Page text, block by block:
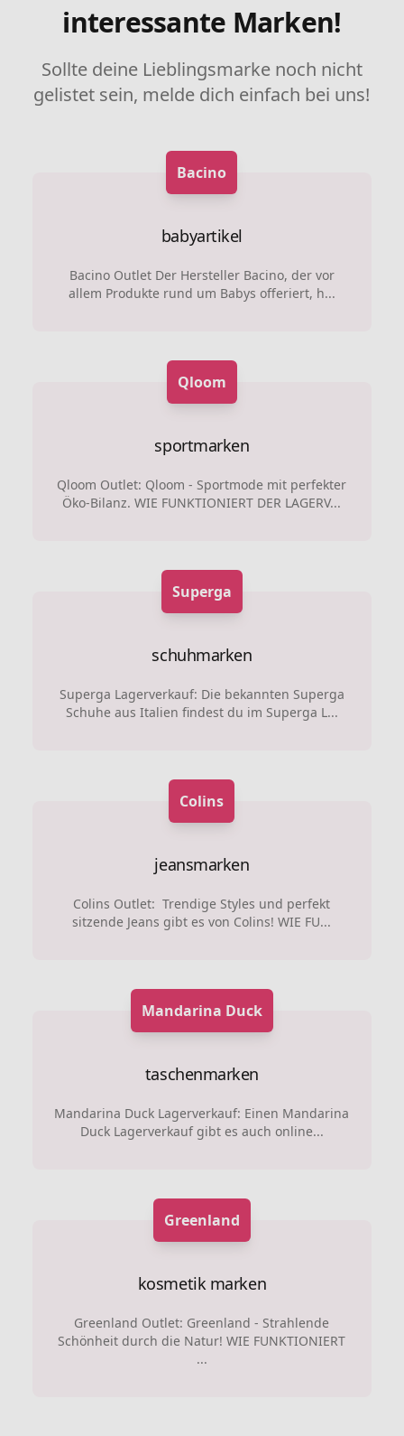
interessante Marken!
Sollte deine Lieblingsmarke noch nicht
gelistet sein, melde dich einfach bei uns!
Bacino
babyartikel
Bacino Outlet Der Hersteller Bacino, der vor
allem Produkte rund um Babys offeriert, h...
Qloom
sportmarken
Qloom Outlet: Qloom - Sportmode mit perfekter
Öko-Bilanz. WIE FUNKTIONIERT DER LAGERV...
Superga
schuhmarken
Superga Lagerverkauf: Die bekannten Superga
Schuhe aus Italien findest du im Superga L...
Colins
jeansmarken
Colins Outlet: Trendige Styles und perfekt
sitzende Jeans gibt es von Colins! WIE FU...
Mandarina Duck
taschenmarken
Mandarina Duck Lagerverkauf: Einen Mandarina
Duck Lagerverkauf gibt es auch online...
Greenland
kosmetik marken
Greenland Outlet: Greenland - Strahlende
Schönheit durch die Natur! WIE FUNKTIONIERT
...